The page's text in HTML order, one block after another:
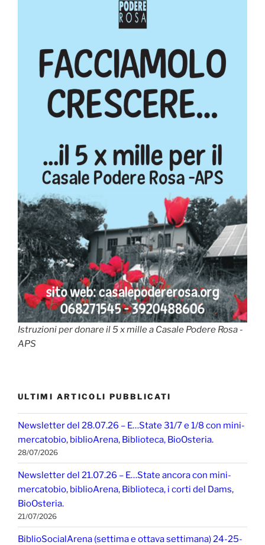
Istruzioni per donare il 5 x mille a Casale Podere Rosa -
APS
ULTIMI ARTICOLI PUBBLICATI
Newsletter del 28.07.26 – E…State 31/7 e 1/8 con mini-
mercatobio, biblioArena, Biblioteca, BioOsteria.
28/07/2026
Newsletter del 21.07.26 – E…State ancora con mini-
mercatobio, biblioArena, Biblioteca, i corti del Dams,
BioOsteria.
21/07/2026
BiblioSocialArena (settima e ottava settimana) 24-25-